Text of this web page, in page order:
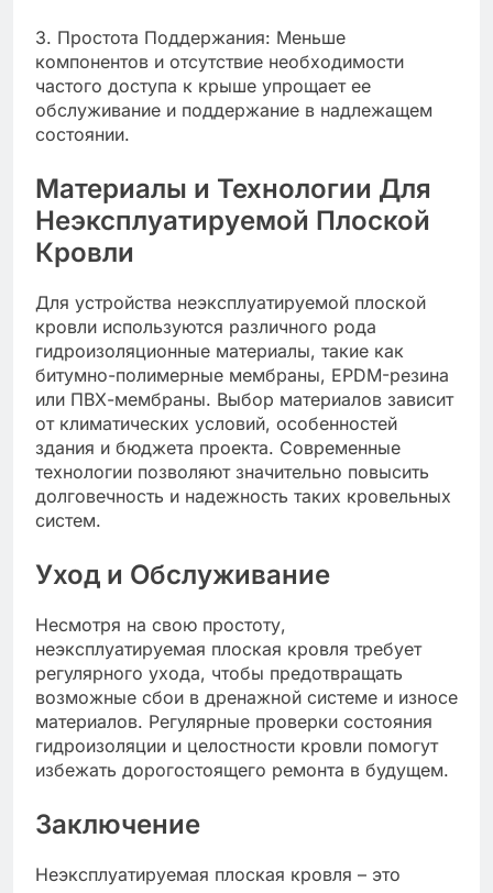
3. Простота Поддержания: Меньше
компонентов и отсутствие необходимости
частого доступа к крыше упрощает ее
обслуживание и поддержание в надлежащем
состоянии.
Материалы и Технологии Для
Неэксплуатируемой Плоской
Кровли
Для устройства неэксплуатируемой плоской
кровли используются различного рода
гидроизоляционные материалы, такие как
битумно-полимерные мембраны, EPDM-резина
или ПВХ-мембраны. Выбор материалов зависит
от климатических условий, особенностей
здания и бюджета проекта. Современные
технологии позволяют значительно повысить
долговечность и надежность таких кровельных
систем.
Уход и Обслуживание
Несмотря на свою простоту,
неэксплуатируемая плоская кровля требует
регулярного ухода, чтобы предотвращать
возможные сбои в дренажной системе и износе
материалов. Регулярные проверки состояния
гидроизоляции и целостности кровли помогут
избежать дорогостоящего ремонта в будущем.
Заключение
Неэксплуатируемая плоская кровля – это